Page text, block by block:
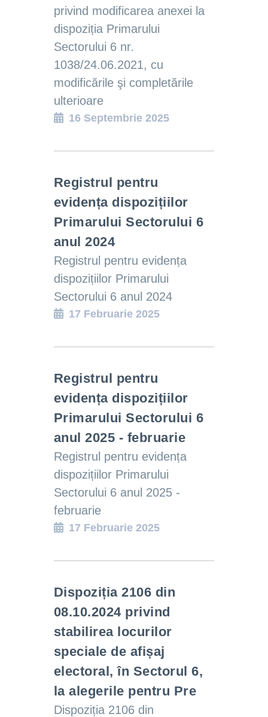
privind modificarea anexei la
dispoziția Primarului
Sectorului 6 nr.
1038/24.06.2021, cu
modificările şi completările
ulterioare
16 Septembrie 2025
Registrul pentru
evidența dispozițiilor
Primarului Sectorului 6
anul 2024
Registrul pentru evidența
dispozițiilor Primarului
Sectorului 6 anul 2024
17 Februarie 2025
Registrul pentru
evidența dispozițiilor
Primarului Sectorului 6
anul 2025 - februarie
Registrul pentru evidența
dispozițiilor Primarului
Sectorului 6 anul 2025 -
februarie
17 Februarie 2025
Dispoziția 2106 din
08.10.2024 privind
stabilirea locurilor
speciale de afișaj
electoral, în Sectorul 6,
la alegerile pentru Pre
Dispoziția 2106 din